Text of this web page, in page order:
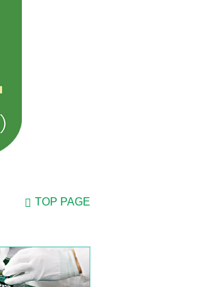
TOP PAGE